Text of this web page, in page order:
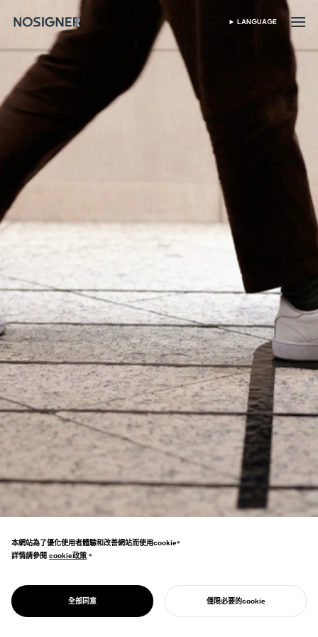
首頁 SELECT LANGUAGE
LANGUAGE
PROJECT
社會和諧
計。 已導入商業設施和會館，成為電視介紹的
本網站為了優化使用者體驗和改善網站而使用cookie。
詳情請參閱 cookie政策
cookie政策 。
全部同意 僅限必要的cookie